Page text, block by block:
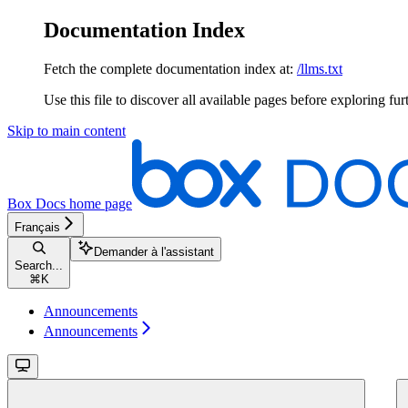
Documentation Index
Fetch the complete documentation index at: /llms.txt
Use this file to discover all available pages before exploring
Skip to main content
Box Docs home page
Français
Search...
⌘ K
Demander à l'assistant
Announcements
Announcements